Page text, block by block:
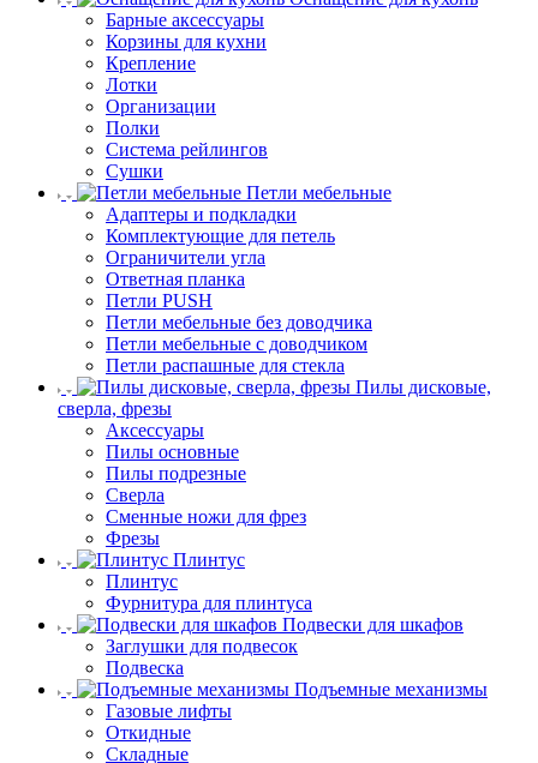
Барные аксессуары
Корзины для кухни
Крепление
Лотки
Организации
Полки
Система рейлингов
Сушки
Петли мебельные
Адаптеры и подкладки
Комплектующие для петель
Ограничители угла
Ответная планка
Петли PUSH
Петли мебельные без доводчика
Петли мебельные с доводчиком
Петли распашные для стекла
Пилы дисковые,
сверла, фрезы
Аксессуары
Пилы основные
Пилы подрезные
Сверла
Сменные ножи для фрез
Фрезы
Плинтус
Плинтус
Фурнитура для плинтуса
Подвески для шкафов
Заглушки для подвесок
Подвеска
Подъемные механизмы
Газовые лифты
Откидные
Складные